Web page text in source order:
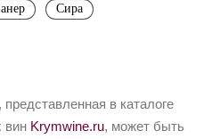
Сира
в каталоге
вин Krymwine.ru, может быть